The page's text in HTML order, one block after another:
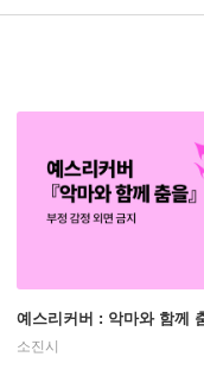
예스리커버 : 악마와 함께
소진시